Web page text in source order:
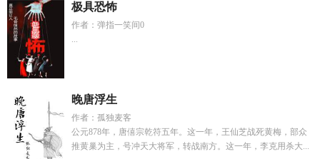
极具恐怖
作者：弹指一笑间0
...
晚唐浮生
作者：孤独麦客
公元878年，唐僖宗乾符五年。这一年，王仙芝战死黄梅，部众
推黄巢为主，号冲天大将军，转战南方。这一年，李克用杀大...